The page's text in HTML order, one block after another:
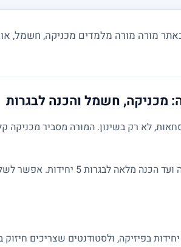
מכניקה, חשמל והכנה לבגרות
לא רק בשינון. המורה מסביר מכניקה
השיעורים מותאמים לרמת התלמיד: מחיזוק
מתאים לתלמידי חטיבה ותיכון, למתכוננים לבגרות 3, 4 ו 5 יחידות